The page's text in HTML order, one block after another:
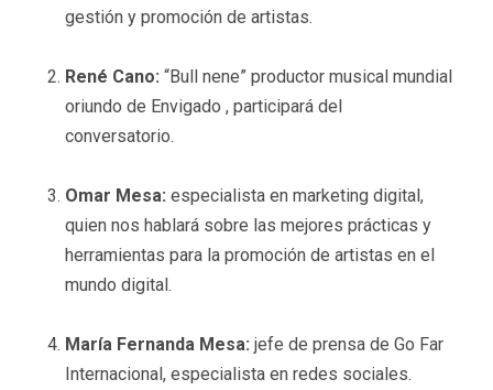
gestión y promoción de artistas.
René Cano: “Bull nene” productor musical mundial
oriundo de Envigado , participará del
conversatorio.
Omar Mesa: especialista en marketing digital,
quien nos hablará sobre las mejores prácticas y
herramientas para la promoción de artistas en el
mundo digital.
María Fernanda Mesa: jefe de prensa de Go Far
Internacional, especialista en redes sociales.